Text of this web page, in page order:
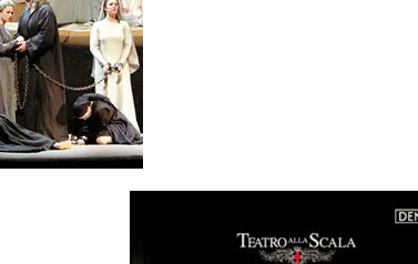
ミナ-4K吹替音声収録版- （ブルーレイディスク）
料理人ローマへ行く！航空券0円てマジ？&アジア
美味しい【卵かけご飯】#shorts
ア流 カリカリ羽つきポテト#shorts
ア旅行体験談＆オススメスポット｜a domenica! –
タリア観光客の来ない店【ペスト・ジェノベーゼ】